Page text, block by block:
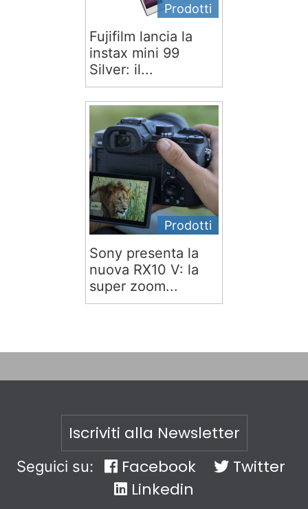
Prodotti
Fujifilm lancia la
instax mini 99
Silver: il...
Prodotti
Sony presenta la
nuova RX10 V: la
super zoom...
Iscriviti alla Newsletter
Seguici su: Facebook
Twitter
Linkedin